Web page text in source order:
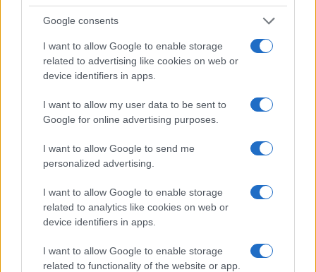
Google consents
I want to allow Google to enable storage
related to advertising like cookies on web or
device identifiers in apps.
I want to allow my user data to be sent to
Google for online advertising purposes.
I want to allow Google to send me
personalized advertising.
I want to allow Google to enable storage
related to analytics like cookies on web or
device identifiers in apps.
I want to allow Google to enable storage
related to functionality of the website or app.
NECROLOGIE
Mario Malu
Paolo Pinna